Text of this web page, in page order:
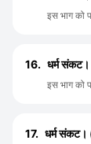
इस भाग को
16. धर्म संकट।
इस भाग को
17. धर्म संकट।